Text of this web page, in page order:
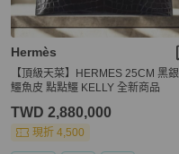
Hermès
【頂級天菜】HERMES 25CM 黑銀
鱷魚皮 點點鱷 KELLY 全新商品
TWD 2,880,000
現折 4,500